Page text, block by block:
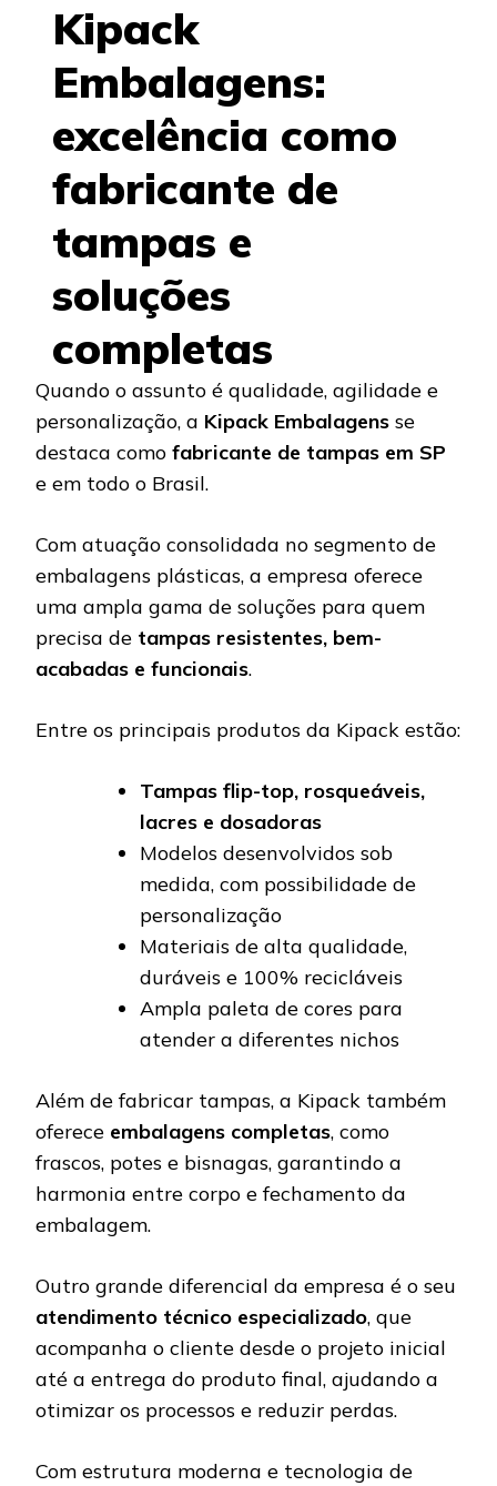
Kipack
Embalagens:
excelência como
fabricante de
tampas e
soluções
completas
Quando o assunto é qualidade, agilidade e
personalização, a Kipack Embalagens se
destaca como fabricante de tampas em SP
e em todo o Brasil.
Com atuação consolidada no segmento de
embalagens plásticas, a empresa oferece
uma ampla gama de soluções para quem
precisa de tampas resistentes, bem-
acabadas e funcionais.
Entre os principais produtos da Kipack estão:
Tampas flip-top, rosqueáveis,
lacres e dosadoras
Modelos desenvolvidos sob
medida, com possibilidade de
personalização
Materiais de alta qualidade,
duráveis e 100% recicláveis
Ampla paleta de cores para
atender a diferentes nichos
Além de fabricar tampas, a Kipack também
oferece embalagens completas, como
frascos, potes e bisnagas, garantindo a
harmonia entre corpo e fechamento da
embalagem.
Outro grande diferencial da empresa é o seu
atendimento técnico especializado, que
acompanha o cliente desde o projeto inicial
até a entrega do produto final, ajudando a
otimizar os processos e reduzir perdas.
Com estrutura moderna e tecnologia de